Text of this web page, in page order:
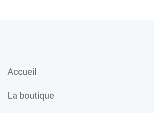
Accueil
La boutique